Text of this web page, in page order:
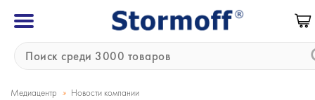
Медиацентр » Новости компании